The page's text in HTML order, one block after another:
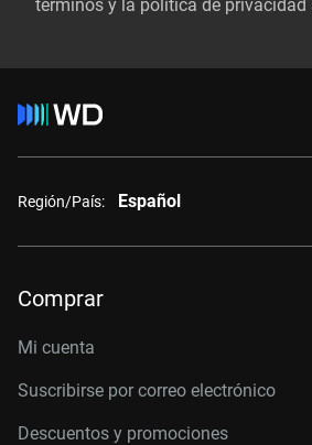
términos y la política de privacidad
Región/País: Español
Comprar
Mi cuenta
Suscribirse por correo electrónico
Descuentos y promociones